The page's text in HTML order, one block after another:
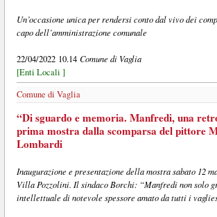
Un’occasione unica per rendersi conto dal vivo dei
capo dell’amministrazione comunale
22/04/2022 10.14 Comune di Vaglia
[Enti Locali ]
Comune di Vaglia
“Di sguardo e memoria. Manfredi, una
prima mostra dalla scomparsa del pittore
Lombardi
Inaugurazione e presentazione della mostra sabato 12
Villa Pozzolini. Il sindaco Borchi: “Manfredi non solo
intellettuale di notevole spessore amato da tutti i